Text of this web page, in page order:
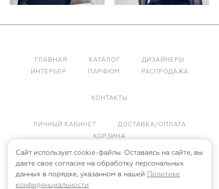
ГЛАВНАЯ КАТАЛОГ
ДИЗАЙНЕРЫ
ИНТЕРЬЕР
ПАРФЮМ РАСПРОДАЖА
КОНТАКТЫ
ЛИЧНЫЙ КАБИНЕТ
ДОСТАВКА/ОПЛАТА
КОРЗИНА
ПУБЛИЧНАЯ ОФЕРТА
ПОЛИТИКА КОНФИДЕНЦИАЛЬНОСТИ
Сайт использует cookie-файлы. Оставаясь на сайте, вы
даете свое согласие на обработку персональных
данных в порядке, указанном в нашей Политике
конфиденциальности